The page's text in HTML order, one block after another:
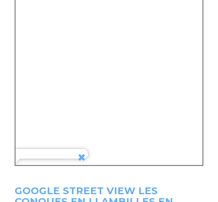
GOOGLE STREET VIEW LES